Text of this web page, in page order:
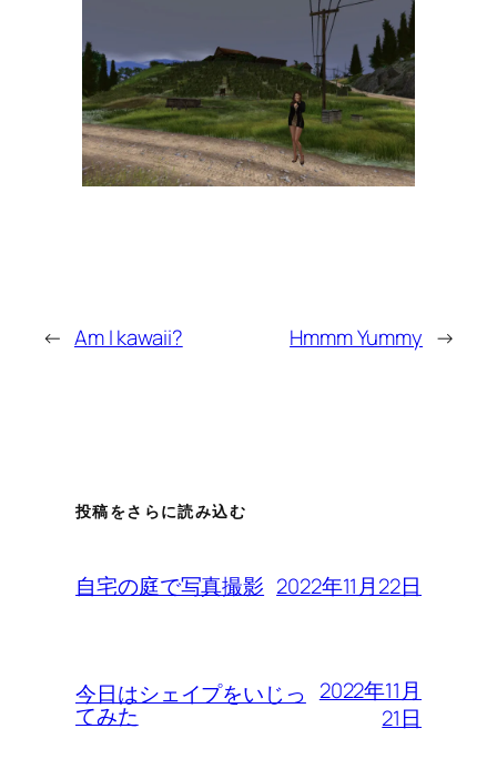
← Am I kawaii? Hmmm Yummy →
投稿をさらに読み込む
自宅の庭で写真撮影 2022年11月22日
今日はシェイプをいじっ
てみた
2022年11月
21日